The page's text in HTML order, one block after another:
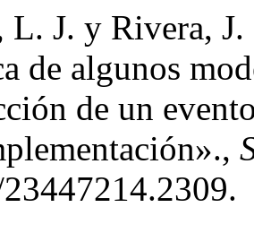
L. J. y Rivera,
de algunos
de un